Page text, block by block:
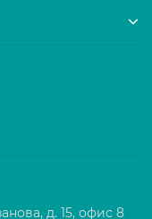
д. 15, офис 8